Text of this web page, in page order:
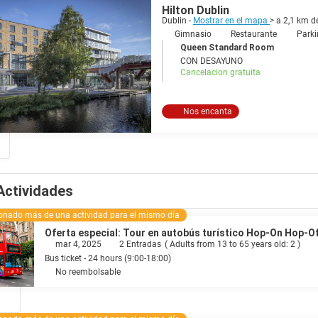
está llena de bares de moda, restaurantes sofisticados y clubes
es una religión en Irlanda y Dublín es su meca. La escena musical de
Script o Sinead O'Connor. Todo el mundo es bienvenido en esta ciudad multicultural, pero ten cuidado, Dublín y su gente
y contagiosa que puede que nunca quiera irse.
Hilton Dublin
Dublin - Mostrar en el mapa > a 2,1 km
Gimnasio
Restaurante
Queen Standard Room
CON DESAYUNO
Cancelacion gratuita
Nos encanta
más de una actividad para el mismo día
Oferta especial: Tour en autobús turístico Hop-On Hop-
mar 4, 2025 2 Entradas ( Adults from 13 to 65 years old: 2 )
Bus ticket - 24 hours (9:00-18:00)
No reembolsable